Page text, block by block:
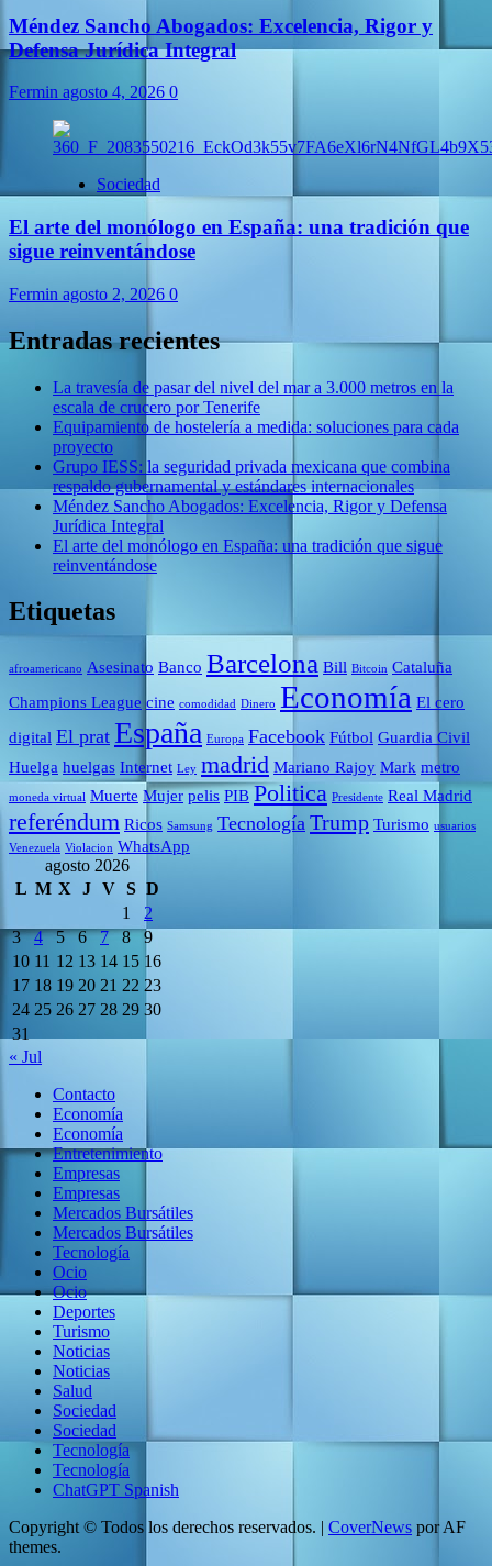
Méndez Sancho Abogados: Excelencia, Rigor y
Defensa Jurídica Integral
Fermin agosto 4, 2026 0
Sociedad
El arte del monólogo en España: una tradición que
sigue reinventándose
Fermin agosto 2, 2026 0
Entradas recientes
La travesía de pasar del nivel del mar a 3.000 metros en la
escala de crucero por Tenerife
Equipamiento de hostelería a medida: soluciones para cada
proyecto
Grupo IESS: la seguridad privada mexicana que combina
respaldo gubernamental y estándares internacionales
Méndez Sancho Abogados: Excelencia, Rigor y Defensa
Jurídica Integral
El arte del monólogo en España: una tradición que sigue
reinventándose
Etiquetas
afroamericano Asesinato Banco Barcelona Bill Bitcoin Cataluña
Champions League cine comodidad Dinero Economía El cero
digital El prat España Europa Facebook Fútbol Guardia Civil
Huelga huelgas Internet Ley madrid Mariano Rajoy Mark metro
moneda virtual Muerte Mujer pelis PIB Politica Presidente Real Madrid
referéndum Ricos Samsung Tecnología Trump Turismo usuarios
Venezuela Violacion WhatsApp
agosto 2026
L M X J V S D
1
2
3
4 5 6 7 8
9
10 11 12 13 14 15 16
17 18 19 20 21 22 23
24 25 26 27 28 29 30
31
« Jul
Contacto
Economía
Economía
Entretenimiento
Empresas
Empresas
Mercados Bursátiles
Mercados Bursátiles
Tecnología
Ocio
Ocio
Deportes
Turismo
Noticias
Noticias
Salud
Sociedad
Sociedad
Tecnología
Tecnología
ChatGPT Spanish
Copyright © Todos los derechos reservados. | CoverNews por AF
themes.